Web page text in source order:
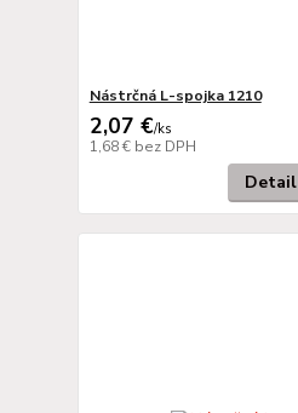
Nástrčná L-spojka 1210
2,07 €/ks
1,68 € bez DPH
Detail